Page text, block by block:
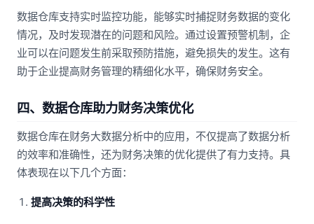
数据仓库支持实时监控功能，能够实时捕捉财务数据的变化
情况，及时发现潜在的问题和风险。通过设置预警机制，企
业可以在问题发生前采取预防措施，避免损失的发生。这有
助于企业提高财务管理的精细化水平，确保财务安全。
四、数据仓库助力财务决策优化
数据仓库在财务大数据分析中的应用，不仅提高了数据分析
的效率和准确性，还为财务决策的优化提供了有力支持。具
体表现在以下几个方面：
提高决策的科学性